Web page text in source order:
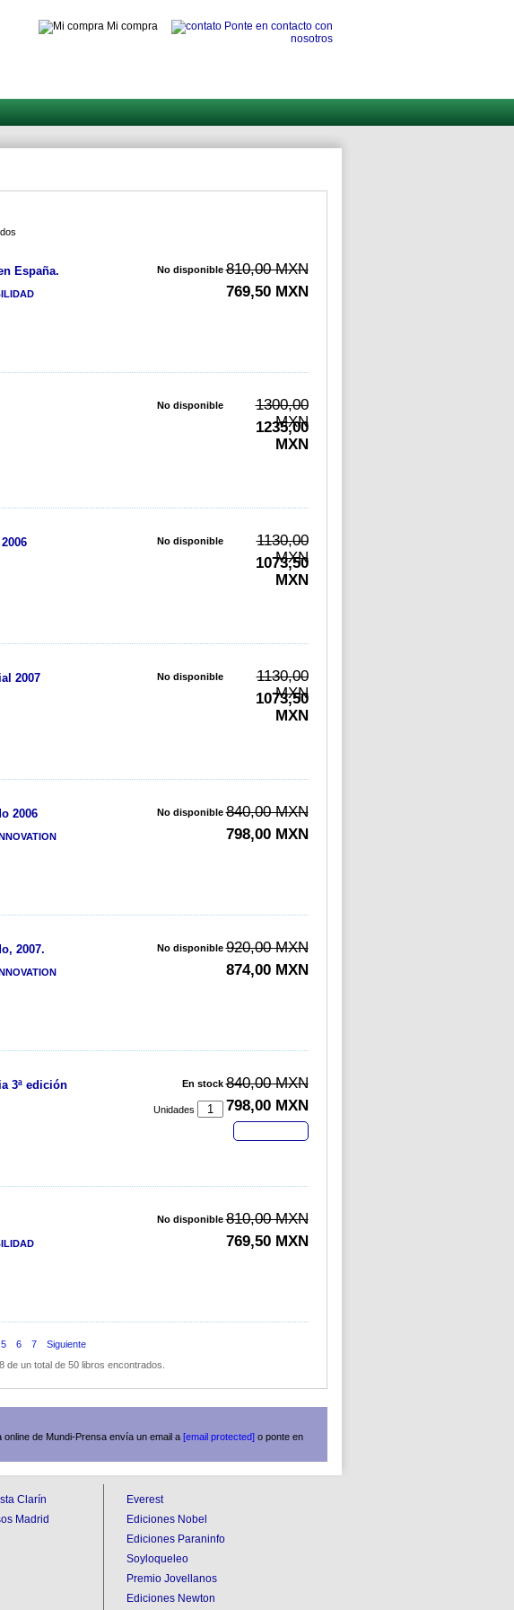
Mi compra
Ponte en contacto con
nosotros
España. No disponible 810,00 MXN
769,50 MXN
No disponible
1300,00
MXN
1235,00
MXN
No disponible
1130,00
MXN
1073,50
MXN
2007 No disponible
1130,00
MXN
1073,50
MXN
2006 No disponible 840,00 MXN
798,00 MXN
2007. No disponible 920,00 MXN
874,00 MXN
3ª edición En stock
Unidades
840,00 MXN
798,00 MXN
No disponible 810,00 MXN
769,50 MXN
5 6 7
Siguiente
de un total de 50 libros encontrados.
de Mundi-Prensa envía un email a [email protected]o ponte en
Clarín
Madrid
Everest
Ediciones Nobel
Ediciones Paraninfo
Soyloqueleo
Premio Jovellanos
Ediciones Newton